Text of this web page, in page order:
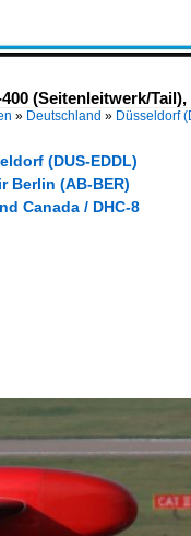
(Seitenleitwerk/
» Deutschland » Düsseldorf
(DUS-EDDL)
Berlin (AB-BER)
Canada / DHC-8